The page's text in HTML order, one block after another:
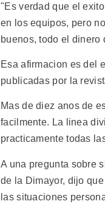
"Es verdad que el
en los equipos, pero
buenos, todo el
Esa afirmacion es del
publicadas por la
Mas de diez anos de
facilmente. La linea
practicamente todas
A una pregunta sobre
de la Dimayor, dijo
las situaciones